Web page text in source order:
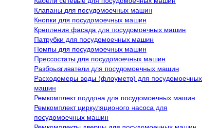
Клапаны для посудомоечных машин
Кнопки для посудомоечных машин
Крепления фасада для посудомоечных машин
Патрубки для посудомоечных машин
Помпы для посудомоечных машин
Прессостаты для посудомоечных машин
Разбрызгиватели для посудомоечных машин
Расходомеры воды (флоуметр) для посудомоечных
машин
Ремкомплект поддона для посудомоечных машин
Ремкомплект циркуляционого насоса для
посудомоечных машин